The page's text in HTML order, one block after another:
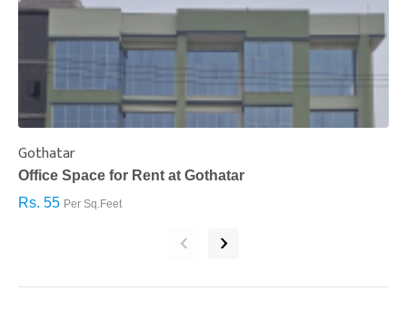
Gothatar
Office Space for Rent at Gothatar
Rs. 55 Per Sq.Feet
‹ ›